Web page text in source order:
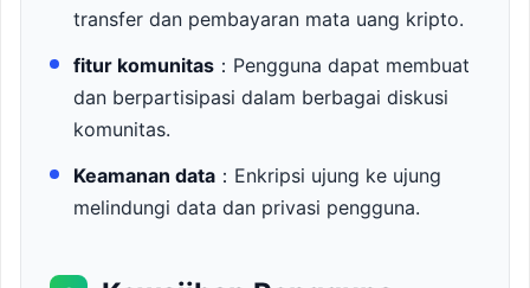
transfer dan pembayaran mata uang kripto.
fitur komunitas ：Pengguna dapat membuat
dan berpartisipasi dalam berbagai diskusi
komunitas.
Keamanan data ：Enkripsi ujung ke ujung
melindungi data dan privasi pengguna.